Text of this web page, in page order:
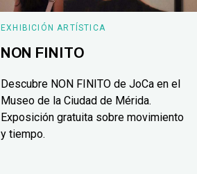
EXHIBICIÓN ARTÍSTICA
NON FINITO
Descubre NON FINITO de JoCa en el
Museo de la Ciudad de Mérida.
Exposición gratuita sobre movimiento
y tiempo.